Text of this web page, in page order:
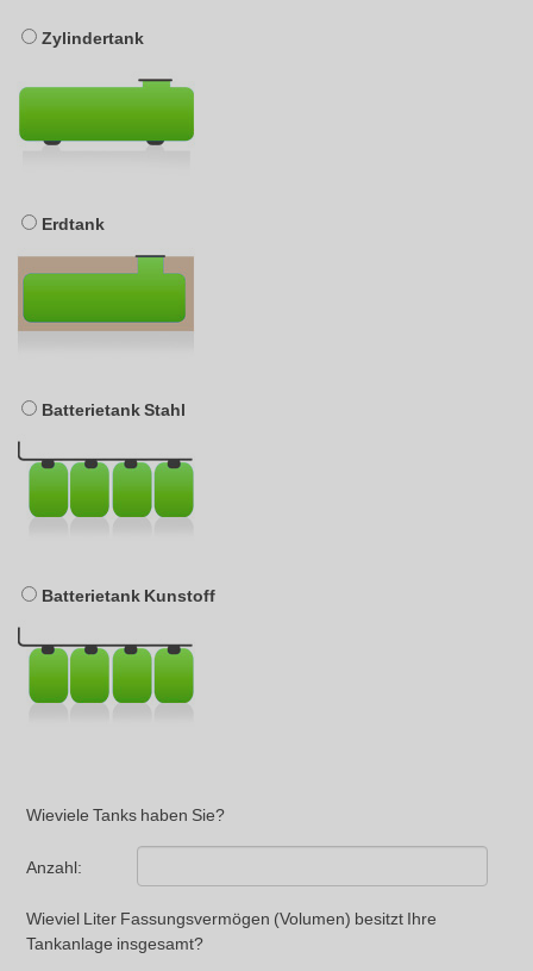
Zylindertank
Erdtank
Batterietank Stahl
Batterietank Kunstoff
Wieviele Tanks haben Sie?
Anzahl:
Wieviel Liter Fassungsvermögen (Volumen) besitzt Ihre
Tankanlage insgesamt?